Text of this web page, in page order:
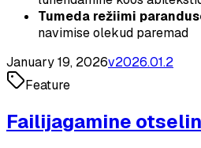
Tumeda režiimi
navimise olekud paremad
January 19, 2026v2026.01.2
Feature
Failijagamine